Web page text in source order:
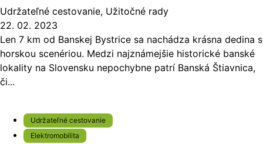
Udržateľné cestovanie, Užitočné rady
22. 02. 2023
Len 7 km od Banskej Bystrice sa nachádza krásna dedina s
horskou scenériou. Medzi najznámejšie historické banské
lokality na Slovensku nepochybne patrí Banská Štiavnica,
či...
Udržateľné cestovanie
Elektromobilita